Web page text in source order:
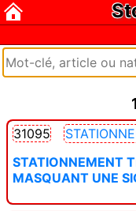
31095
STATIONNEMENT
MASQUANT UNE